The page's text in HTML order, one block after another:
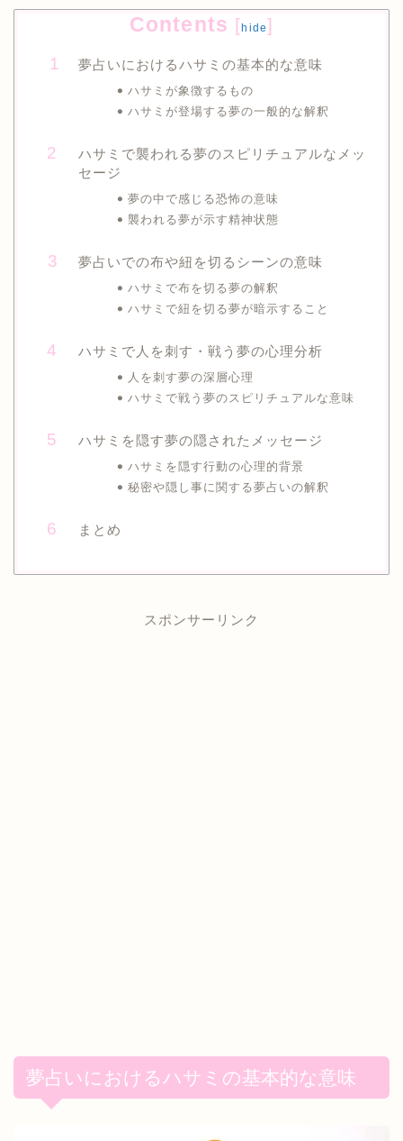
Contents [hide]
夢占いにおけるハサミの基本的な意味
ハサミが象徴するもの
ハサミが登場する夢の一般的な解釈
ハサミで襲われる夢のスピリチュアルなメッ
セージ
夢の中で感じる恐怖の意味
襲われる夢が示す精神状態
夢占いでの布や紐を切るシーンの意味
ハサミで布を切る夢の解釈
ハサミで紐を切る夢が暗示すること
ハサミで人を刺す・戦う夢の心理分析
人を刺す夢の深層心理
ハサミで戦う夢のスピリチュアルな意味
ハサミを隠す夢の隠されたメッセージ
ハサミを隠す行動の心理的背景
秘密や隠し事に関する夢占いの解釈
まとめ
スポンサーリンク
夢占いにおけるハサミの基本的な意味